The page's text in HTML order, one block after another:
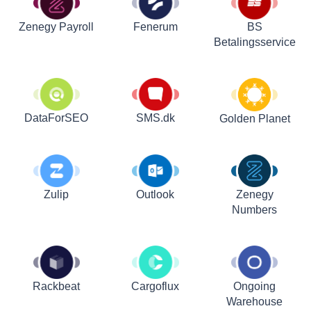
Zenegy Payroll Fenerum
BS
Betalingsservice
DataForSEO SMS.dk Golden Planet
Zulip Outlook
Zenegy
Numbers
Rackbeat Cargoflux
Ongoing
Warehouse